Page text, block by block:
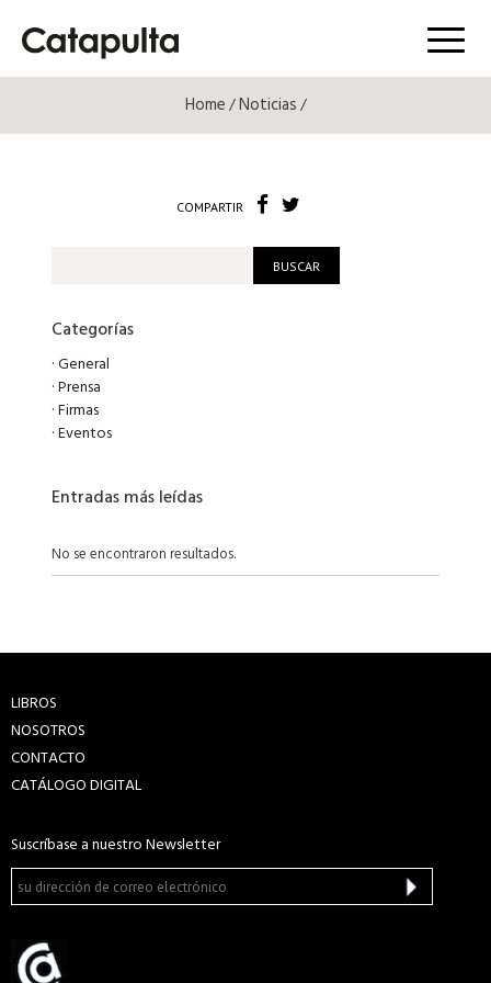
Menú
Home/Noticias/
COMPARTIR
Categorías
·General
·Prensa
·Firmas
·Eventos
Entradas más leídas
No se encontraron resultados.
LIBROS
NOSOTROS
CONTACTO
CATÁLOGO DIGITAL
Suscríbase a nuestro Newsletter